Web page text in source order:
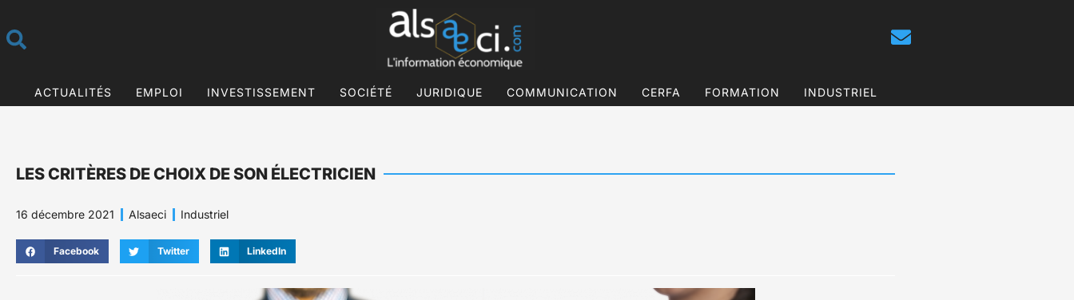
ACTUALITÉS EMPLOI INVESTISSEMENT SOCIÉTÉ JURIDIQUE COMMUNICATION CERFA FORMATION INDUSTRIEL
LES CRITÈRES DE CHOIX DE SON ÉLECTRICIEN
16 décembre 2021 Alsaeci Industriel
Facebook Twitter LinkedIn